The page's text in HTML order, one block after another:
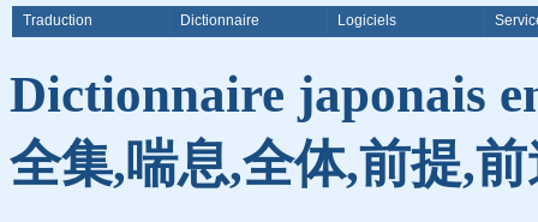
Traduction Dictionnaire Logiciels
Dictionnaire japonais
全集,喘息,全体,前提,